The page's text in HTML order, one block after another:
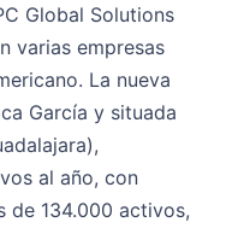
Global Solutions
varias empresas
La nueva
García y situada
al año, con
de 134.000 activos,